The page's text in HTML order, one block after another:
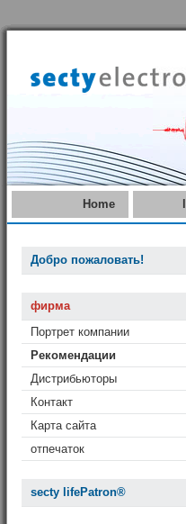
Home
Добро пожаловать!
фирма
Портрет компании
Рекомендации
Дистрибьюторы
Контакт
Карта сайта
отпечаток
secty lifePatron®